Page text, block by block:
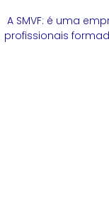
A SMVF: é uma
profissionais